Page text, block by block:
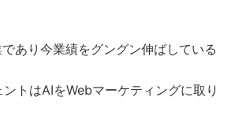
あり今業績をグングン伸ばしている
ントはAIをWebマーケティングに取り